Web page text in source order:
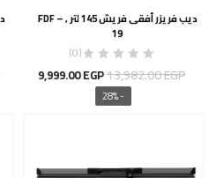
ديب فريزر أفقى فريش 145 لتر , FDF –
19
(0)
13,982.00EGP
السعر
الأصلي
9,999.00EGP
- 28%